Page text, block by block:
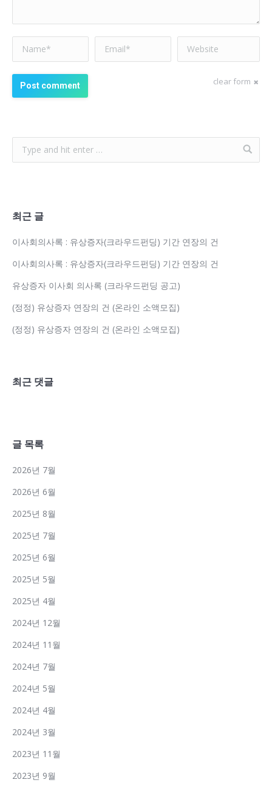
Name * Email * Website
clear form
Post comment
최근 글
이사회의사록 : 유상증자(크라우드펀딩) 기간 연장의 건
이사회의사록 : 유상증자(크라우드펀딩) 기간 연장의 건
유상증자 이사회 의사록 (크라우드펀딩 공고)
(정정) 유상증자 연장의 건 (온라인 소액모집)
(정정) 유상증자 연장의 건 (온라인 소액모집)
최근 댓글
글 목록
2026년 7월
2026년 6월
2025년 8월
2025년 7월
2025년 6월
2025년 5월
2025년 4월
2024년 12월
2024년 11월
2024년 7월
2024년 5월
2024년 4월
2024년 3월
2023년 11월
2023년 9월